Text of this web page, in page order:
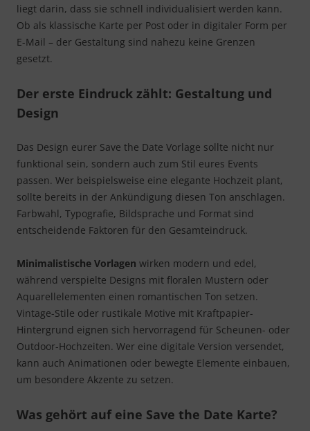
liegt darin, dass sie schnell individualisiert werden kann.
Ob als klassische Karte per Post oder in digitaler Form per
E-Mail – der Gestaltung sind nahezu keine Grenzen
gesetzt.
Der erste Eindruck zählt: Gestaltung und
Design
Das Design eurer Save the Date Vorlage sollte nicht nur
funktional sein, sondern auch zum Stil eures Events
passen. Wer beispielsweise eine elegante Hochzeit plant,
sollte bereits in der Ankündigung diesen Ton anschlagen.
Farbwahl, Typografie, Bildsprache und Format sind
entscheidende Faktoren für den Gesamteindruck.
Minimalistische Vorlagen wirken modern und edel,
während verspielte Designs mit floralen Mustern oder
Aquarellelementen einen romantischen Ton setzen.
Vintage-Stile oder rustikale Motive mit Kraftpapier-
Hintergrund eignen sich hervorragend für Scheunen- oder
Outdoor-Hochzeiten. Wer eine digitale Version versendet,
kann auch Animationen oder bewegte Elemente einbauen,
um besondere Akzente zu setzen.
Was gehört auf eine Save the Date Karte?